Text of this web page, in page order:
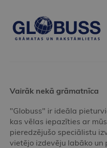
Vairāk nekā grāmatnīca
"Globuss" ir ideāla
kas vēlas iepazīties ar
pieredzējušo speciālistu
vietējo izdevēju labāko un